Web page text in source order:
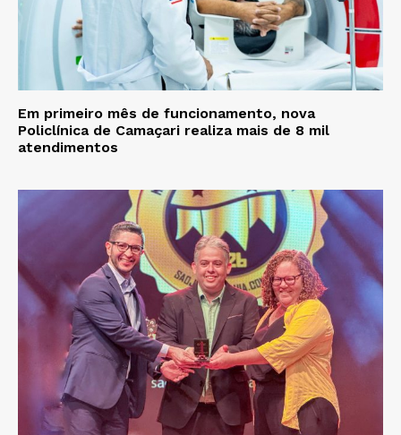
Em primeiro mês de funcionamento, nova
Policlínica de Camaçari realiza mais de 8 mil
atendimentos